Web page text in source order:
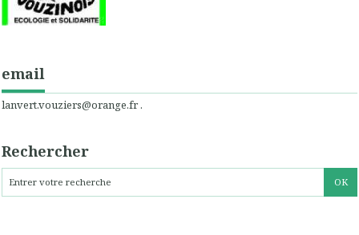
email
lanvert.vouziers@orange.fr .
Rechercher